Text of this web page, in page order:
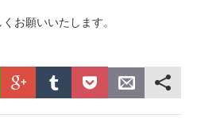
お願いいたします。